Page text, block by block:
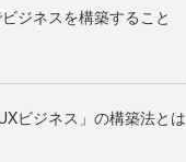
ジネスを構築すること
ビジネス」の構築法とは